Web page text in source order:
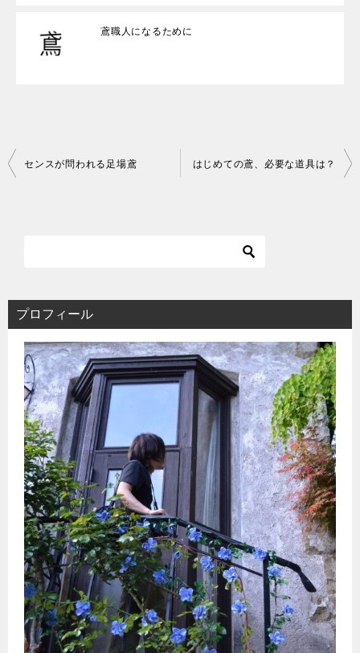
鳶職人になるために
投
稿
ン
センスが問われる足場鳶 はじめての鳶、必要な道具は？
プロフィール